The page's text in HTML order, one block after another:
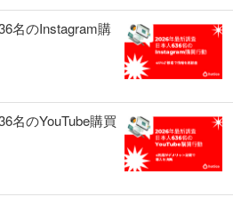
名のInstagram購
名のYouTube購買